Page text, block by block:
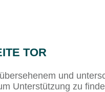
TOR
und
Unterstützung zu